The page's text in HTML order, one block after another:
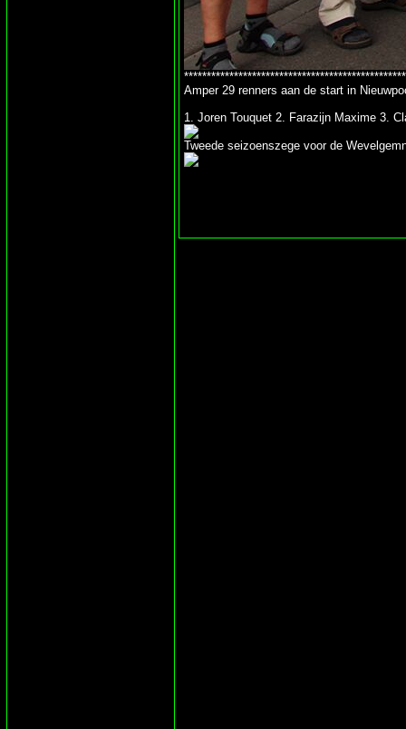
Amper 29 renners aan de start in
1. Joren Touquet 2. Farazijn Maxime 3.
Tweede seizoenszege voor de